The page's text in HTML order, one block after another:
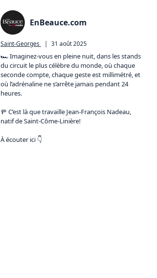
EnBeauce.com
Saint-Georges | 31 août 2025
🏎️ Imaginez-vous en pleine nuit, dans les stands
du circuit le plus célèbre du monde, où chaque
seconde compte, chaque geste est millimétré, et
où l’adrénaline ne s’arrête jamais pendant 24
heures.
🚥 C’est là que travaille Jean-François Nadeau,
natif de Saint-Côme-Linière!